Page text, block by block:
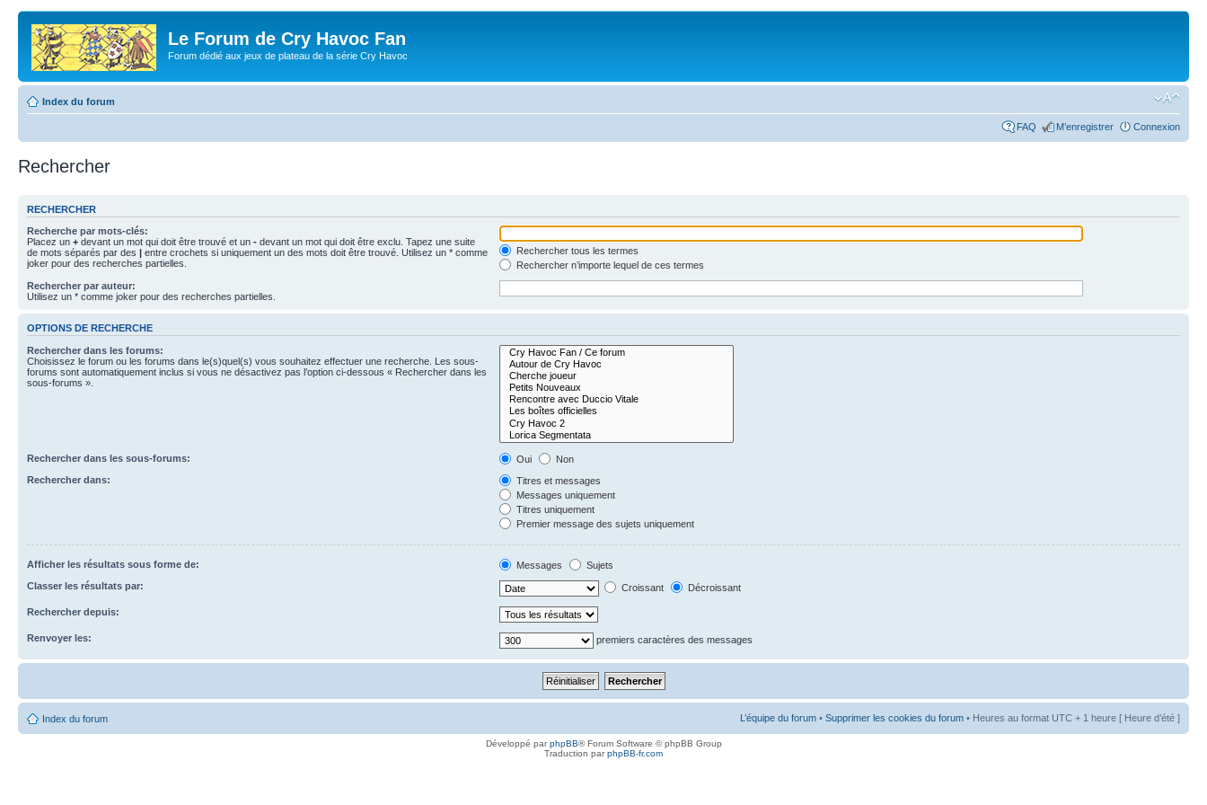
Le Forum de Cry Havoc Fan
Forum dédié aux jeux de plateau de la série Cry Havoc
Index du forum
FAQ M’enregistrer Connexion
Rechercher
RECHERCHER
Recherche par mots-clés:
Placez un + devant un mot qui doit être trouvé et un - devant un mot qui doit être exclu. Tapez une suite
de mots séparés par des | entre crochets si uniquement un des mots doit être trouvé. Utilisez un * comme
joker pour des recherches partielles.
Rechercher tous les termes
Rechercher n’importe lequel de ces termes
Rechercher par auteur:
Utilisez un * comme joker pour des recherches partielles.
OPTIONS DE RECHERCHE
Rechercher dans les forums:
Choisissez le forum ou les forums dans le(s)quel(s) vous souhaitez effectuer une recherche. Les sous-
forums sont automatiquement inclus si vous ne désactivez pas l’option ci-dessous « Rechercher dans les
sous-forums ».
Rechercher dans les sous-forums: Oui
Non
Rechercher dans:
Titres et messages
Messages uniquement
Titres uniquement
Premier message des sujets uniquement
Afficher les résultats sous forme de: Messages
Sujets
Classer les résultats par:
Croissant Décroissant
Rechercher depuis:
Renvoyer les: premiers caractères des messages
Index du forum L’équipe du forum • Supprimer les cookies du forum • Heures au format UTC + 1 heure [ Heure d’été ]
Développé parphpBB® Forum Software © phpBB Group
Traduction parphpBB-fr.com